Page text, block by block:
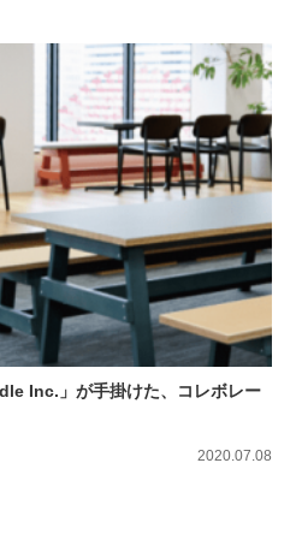
Inc.」が手掛けた、コレボレー
2020.07.08